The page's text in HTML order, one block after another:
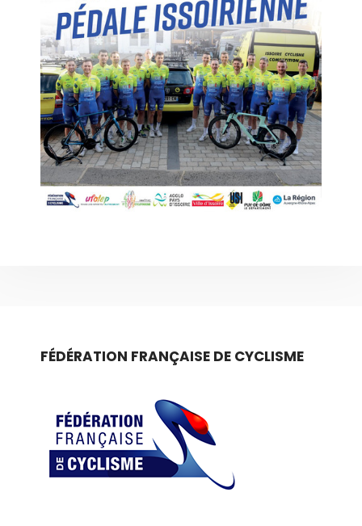
FÉDÉRATION FRANÇAISE DE CYCLISME